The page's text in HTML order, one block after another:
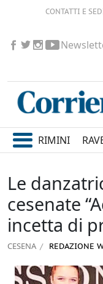
CONTATTI E
RIMINI
Le
cesenate
incetta di
CESENA REDAZIONE